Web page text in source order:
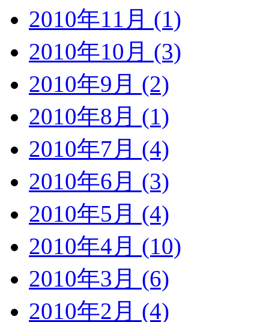
2010年11月 (1)
2010年10月 (3)
2010年9月 (2)
2010年8月 (1)
2010年7月 (4)
2010年6月 (3)
2010年5月 (4)
2010年4月 (10)
2010年3月 (6)
2010年2月 (4)